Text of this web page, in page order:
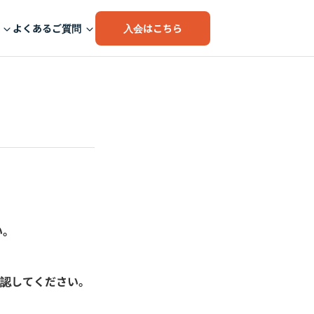
よくあるご質問 入会はこちら
してください。